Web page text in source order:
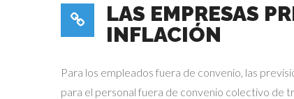
LAS EMPRESAS
INFLACIÓN
Para los empleados fuera de convenio, las
para el personal fuera de convenio colectivo de